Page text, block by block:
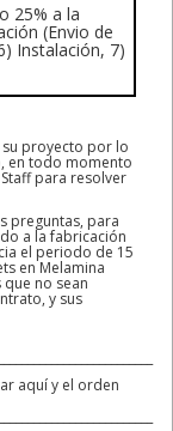
25% a la
(Envio de
Instalación, 7)
proyecto por lo
en todo momento
para resolver
preguntas, para
a la fabricación
el periodo de 15
en Melamina
no sean
y sus
aquí y el orden